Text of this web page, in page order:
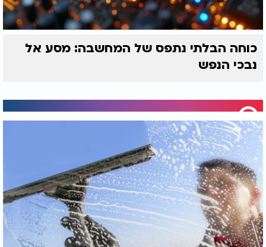
כוחה הבלתי נתפס של המחשבה: מסע אל
נבכי הנפש